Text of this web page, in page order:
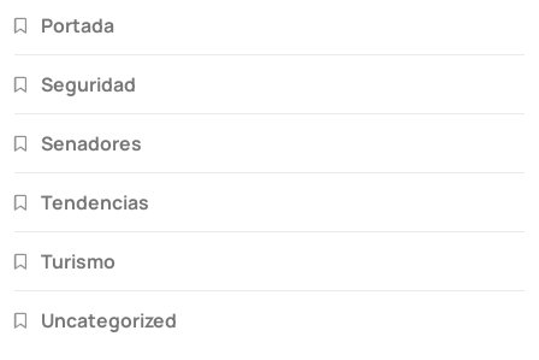
Portada
Seguridad
Senadores
Tendencias
Turismo
Uncategorized